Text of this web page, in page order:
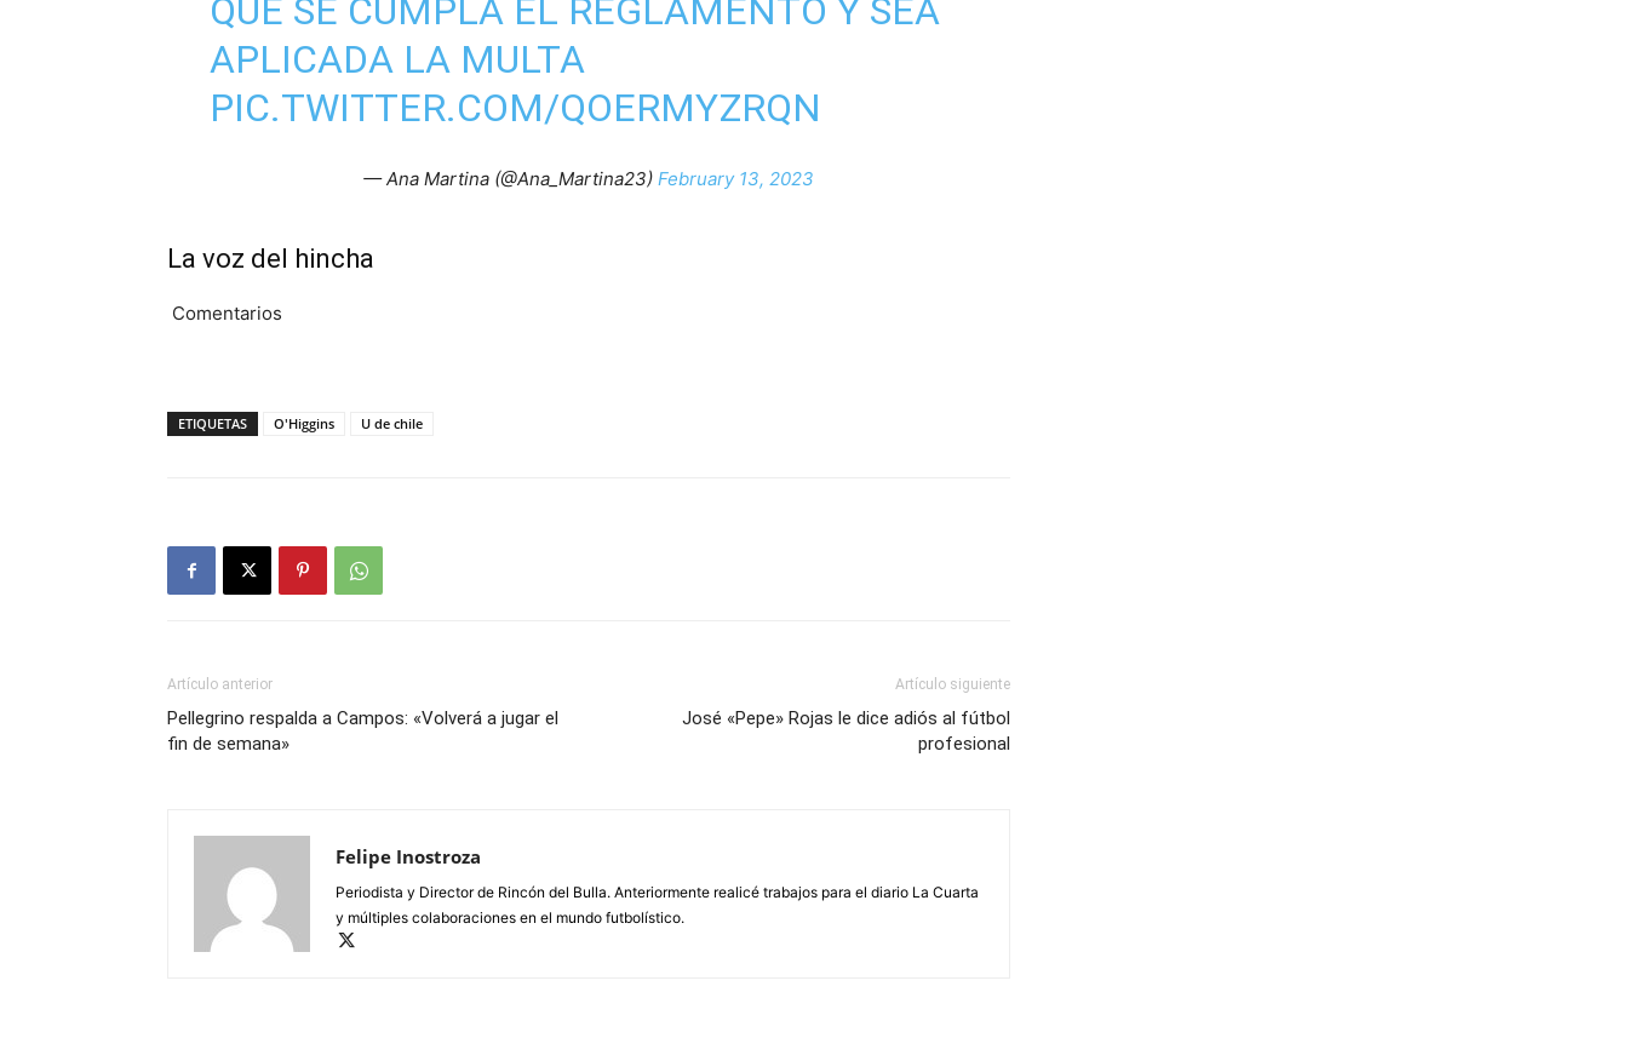
QUE SE CUMPLA EL REGLAMENTO Y SEA
APLICADA LA MULTA
PIC.TWITTER.COM/QOERMYZRQN
— Ana Martina (@Ana_Martina23) February 13, 2023
La voz del hincha
Comentarios
ETIQUETAS O'Higgins U de chile
Artículo anterior
Pellegrino respalda a Campos: «Volverá a jugar el
fin de semana»
Artículo siguiente
José «Pepe» Rojas le dice adiós al fútbol
profesional
Felipe Inostroza
Periodista y Director de Rincón del Bulla. Anteriormente realicé trabajos para el diario La Cuarta
y múltiples colaboraciones en el mundo futbolístico.